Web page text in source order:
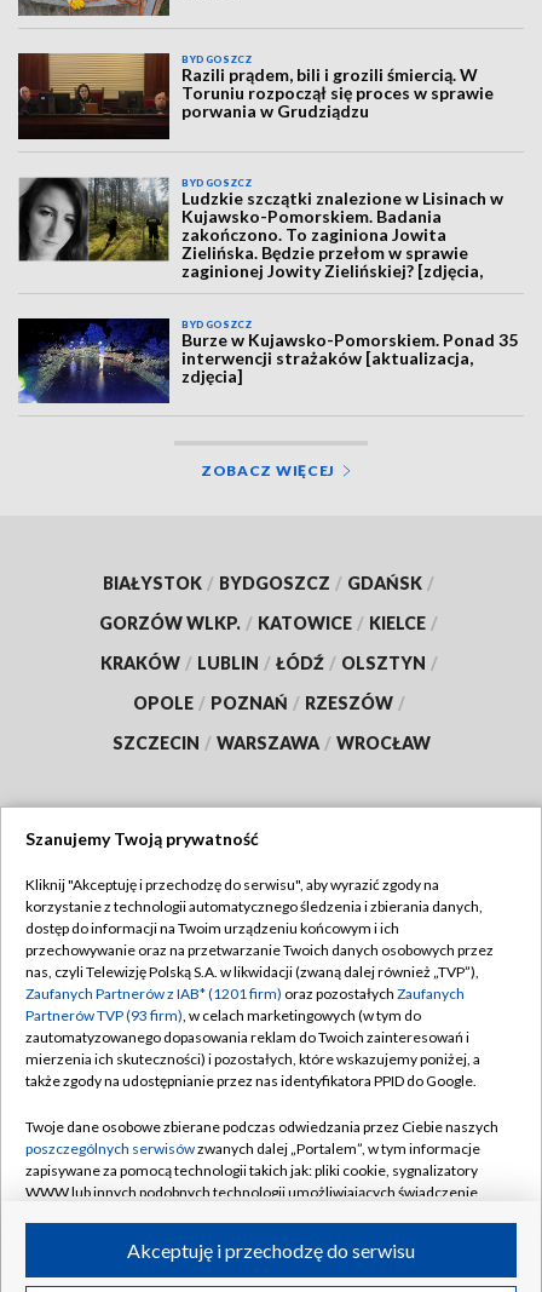
BYDGOSZCZ
Razili prądem, bili i grozili śmiercią. W
Toruniu rozpoczął się proces w sprawie
porwania w Grudziądzu
BYDGOSZCZ
Ludzkie szczątki znalezione w Lisinach w
Kujawsko-Pomorskiem. Badania
zakończono. To zaginiona Jowita
Zielińska. Będzie przełom w sprawie
zaginionej Jowity Zielińskiej? [zdjęcia,
wideo, aktualizacja]
BYDGOSZCZ
Burze w Kujawsko-Pomorskiem. Ponad 35
interwencji strażaków [aktualizacja,
zdjęcia]
ZOBACZ WIĘCEJ
BIAŁYSTOK / BYDGOSZCZ / GDAŃSK /
GORZÓW WLKP. / KATOWICE / KIELCE /
KRAKÓW / LUBLIN / ŁÓDŹ / OLSZTYN /
OPOLE / POZNAŃ / RZESZÓW /
SZCZECIN / WARSZAWA / WROCŁAW
TVP
Abonament TVP
Emisja w TVP
Centrum informacji TVP
Naziemna Telewizja Cyfrowa
Rada Programowa
System NOS
Informacje o nadawcy
Program dla prasy
Regulamin TVP
Polityka prywatności
Moje zgody
Pomoc
Kontakt
Kanały
©2026 Telewizja Polska S.A. w likwidacji
Szanujemy Twoją prywatność
Kliknij "Akceptuję i przechodzę do serwisu", aby wyrazić zgody na
korzystanie z technologii automatycznego śledzenia i zbierania danych,
dostęp do informacji na Twoim urządzeniu końcowym i ich
przechowywanie oraz na przetwarzanie Twoich danych osobowych przez
nas, czyli Telewizję Polską S.A. w likwidacji (zwaną dalej również „TVP”),
Zaufanych Partnerów z IAB* (1201 firm) oraz pozostałych Zaufanych
Partnerów TVP (93 firm), w celach marketingowych (w tym do
zautomatyzowanego dopasowania reklam do Twoich zainteresowań i
mierzenia ich skuteczności) i pozostałych, które wskazujemy poniżej, a
także zgody na udostępnianie przez nas identyfikatora PPID do Google.
Twoje dane osobowe zbierane podczas odwiedzania przez Ciebie naszych
poszczególnych serwisówzwanych dalej „Portalem”, w tym informacje
zapisywane za pomocą technologii takich jak: pliki cookie, sygnalizatory
WWW lub innych podobnych technologii umożliwiających świadczenie
ruchu w Internecie.Akceptuję i przechodzę do serwisu